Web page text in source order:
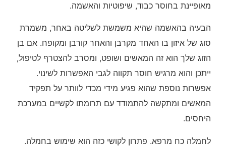
מאופיינת בחוסר כבוד, שיפוטיות והאשמה.
הבעיה בהאשמה שהיא משמשת לשליטה באחר, משמרת
סוג של איזון בו האחד מקרבן והאחר קורבן ומקופח. אם בן
הזוג שלך הוא זה המאשים ושופט, ומסרב להצטרף לטיפול,
ייתכן והוא מרגיש חוסר תקווה לגבי האפשרות לשינוי.
אפשרות נוספת שהוא פגיע מידי מכדי לוותר על תפקיד
המאשים ומתקשה להתמודד עם תרומתו לקשיים במערכת
היחסים.
לחמלה כח מרפא. פתרון לקושי כזה הוא שימוש בחמלה.